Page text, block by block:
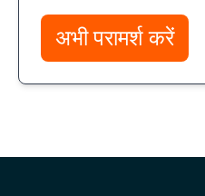
अभी परामर्श करें